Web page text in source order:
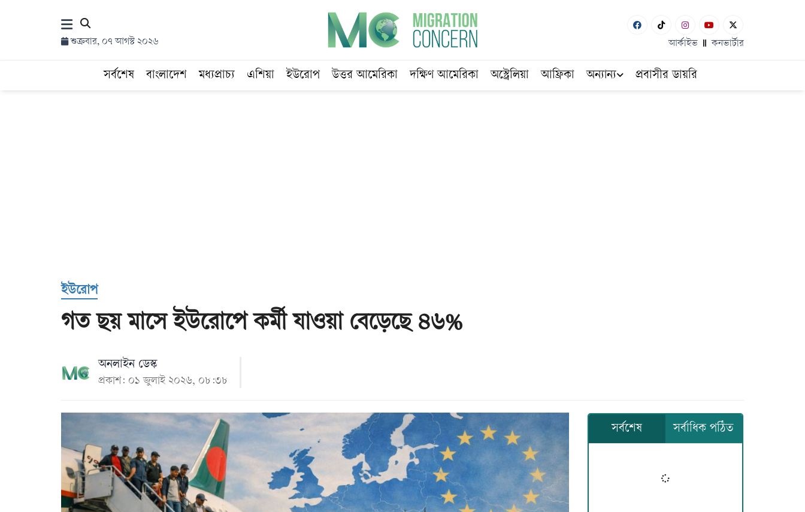
শুক্রবার, ০৭ আগস্ট ২০২৬ আর্কাইভ কনভার্টার
সর্বশেষ বাংলাদেশ মধ্যপ্রাচ্য এশিয়া ইউরোপ উত্তর আমেরিকা দক্ষিণ আমেরিকা অস্ট্রেলিয়া আফ্রিকা অন্যান্য প্রবাসীর ডায়রি
ইউরোপ
গত ছয় মাসে ইউরোপে কর্মী যাওয়া বেড়েছে ৪৬%
অনলাইন ডেস্ক
প্রকাশ: ০১ জুলাই ২০২৬, ০৮:৩৮
সর্বশেষ সর্বাধিক পঠিত